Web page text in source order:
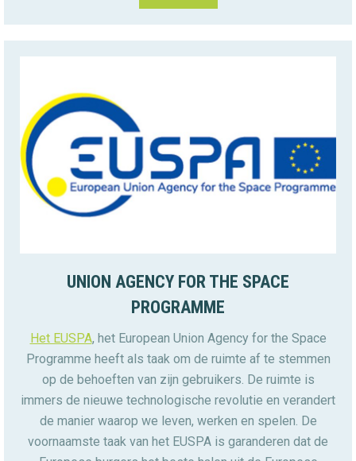
UNION AGENCY FOR THE SPACE
PROGRAMME
Het EUSPA, het European Union Agency for the Space
Programme heeft als taak om de ruimte af te stemmen
op de behoeften van zijn gebruikers. De ruimte is
immers de nieuwe technologische revolutie en verandert
de manier waarop we leven, werken en spelen. De
voornaamste taak van het EUSPA is garanderen dat de